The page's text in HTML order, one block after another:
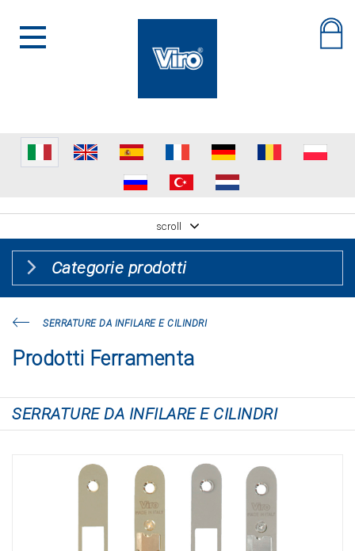
scroll
Categorie prodotti
SERRATURE DA INFILARE E CILINDRI
Prodotti Ferramenta
SERRATURE DA INFILARE E CILINDRI